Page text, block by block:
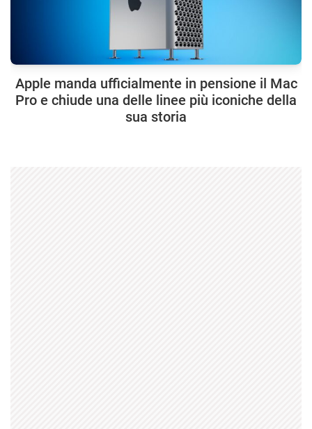
Apple manda ufficialmente in pensione il Mac
Pro e chiude una delle linee più iconiche della
sua storia